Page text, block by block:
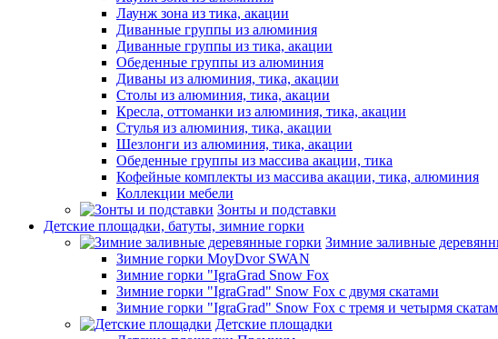
Лаунж зона из тика, акации
Диванные группы из алюминия
Диванные группы из тика, акации
Обеденные группы из алюминия
Диваны из алюминия, тика, акации
Столы из алюминия, тика, акации
Кресла, оттоманки из алюминия, тика, акации
Стулья из алюминия, тика, акации
Шезлонги из алюминия, тика, акации
Обеденные группы из массива акации, тика
Кофейные комплекты из массива акации, тика, алюминия
Коллекции мебели
Зонты и подставки
Детские площадки, батуты, зимние горки
Зимние заливные
Зимние горки MoyDvor SWAN
Зимние горки "IgraGrad Snow Fox
Зимние горки "IgraGrad" Snow Fox с двумя скатами
Зимние горки "IgraGrad" Snow Fox с тремя и четырмя
Детские площадки